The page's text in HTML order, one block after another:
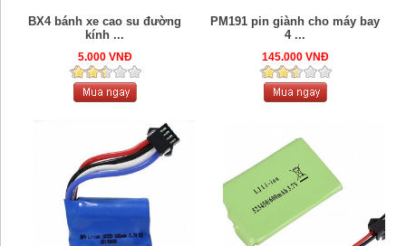
BX4 bánh xe cao su đường
kính ...
5.000 VNĐ
PM191 pin giành cho máy bay
4 ...
145.000 VNĐ